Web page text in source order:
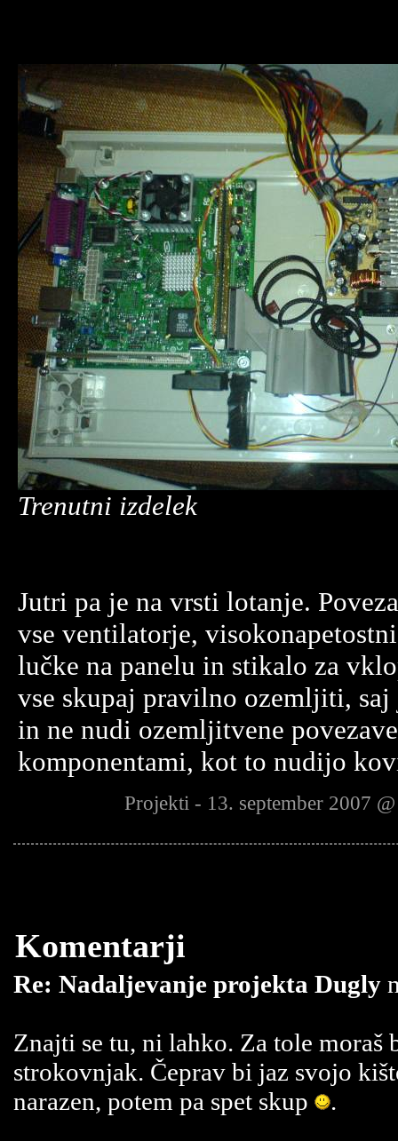
Trenutni izdelek
Jutri pa je na vrsti lotanje.
vse ventilatorje,
lučke na panelu in stikalo za
vse skupaj pravilno ozemljiti,
in ne nudi ozemljitvene
komponentami, kot to nudijo
Projekti - 13. september 2007
Komentarji
Re: Nadaljevanje projekta Dugly
Znajti se tu, ni lahko. Za tole moraš
strokovnjak. Čeprav bi jaz svojo
narazen, potem pa spet skup
.